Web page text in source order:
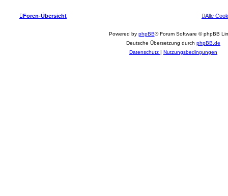
Foren-Übersicht Alle
Powered by phpBB® Forum Software © phpBB
Deutsche Übersetzung durch phpBB.de
Datenschutz | Nutzungsbedingungen